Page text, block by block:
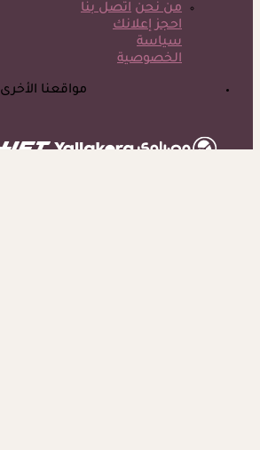
من نحن اتصل بنا
احجز إعلانك
سياسة
الخصوصية
مواقعنا الأخرى